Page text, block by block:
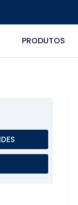
PRODUTOS